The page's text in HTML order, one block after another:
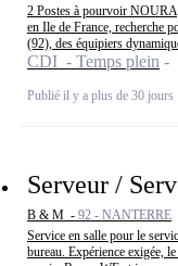
2 Postes à pourvoir
en Ile de France, recherche
(92), des équipiers
CDI - Temps plein
Publié il y a plus de 30 jours
Serveur /
B & M - 92 - NANTERRE
Service en salle pour le
bureau. Expérience exigée,